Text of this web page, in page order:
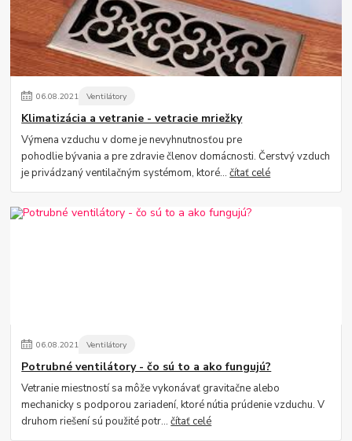
06.08.2021 Ventilátory
Klimatizácia a vetranie - vetracie mriežky
Výmena vzduchu v dome je nevyhnutnosťou pre
pohodlie bývania a pre zdravie členov domácnosti. Čerstvý vzduch
je privádzaný ventilačným systémom, ktoré...čítať celé
06.08.2021 Ventilátory
Potrubné ventilátory - čo sú to a ako fungujú?
Vetranie miestností sa môže vykonávať gravitačne alebo
mechanicky s podporou zariadení, ktoré nútia prúdenie vzduchu. V
druhom riešení sú použité potr...čítať celé